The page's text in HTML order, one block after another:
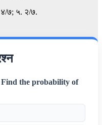
७; ५. २/७.
Find the probability of